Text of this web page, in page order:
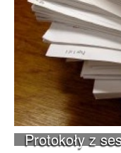
Protokoły z